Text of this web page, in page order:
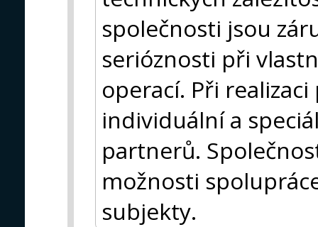
společnosti jsou
serióznosti při
operací. Při
individuální a
partnerů.
možnosti
subjekty.